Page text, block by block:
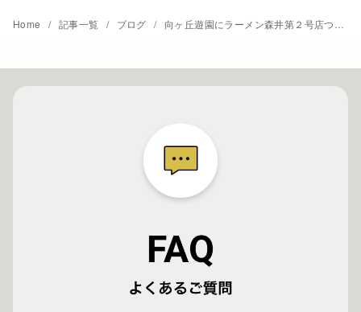
Home 記事一覧 ブログ 向ヶ丘遊園にラーメン森井第２号店ついに・・・！！！